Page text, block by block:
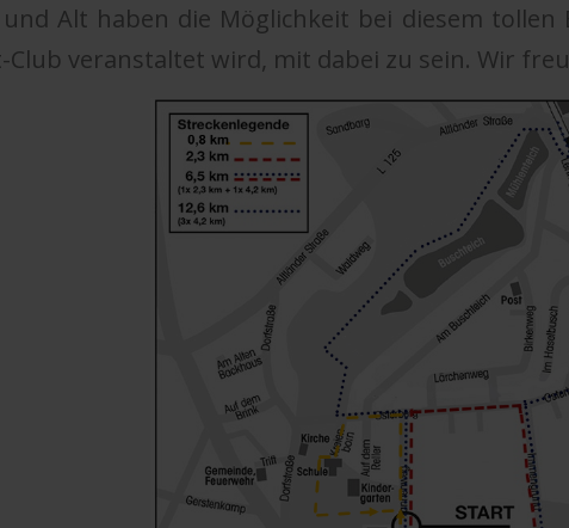
Alt haben die Möglichkeit bei diesem
veranstaltet wird, mit dabei zu sein. Wir